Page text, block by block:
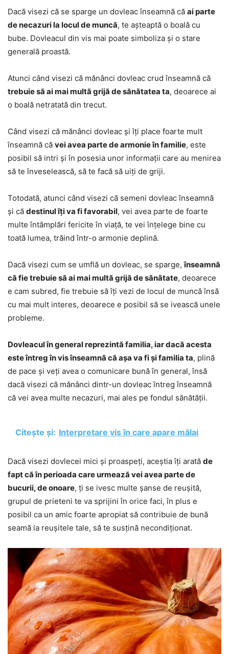
Dacă visezi că se sparge un dovleac înseamnă că ai parte
de necazuri la locul de muncă, te așteaptă o boală cu
bube. Dovleacul din vis mai poate simboliza și o stare
generală proastă.
Atunci când visezi că mănânci dovleac crud înseamnă că
trebuie să ai mai multă grijă de sănătatea ta, deoarece ai
o boală netratată din trecut.
Când visezi că mănânci dovleac și îți place foarte mult
înseamnă că vei avea parte de armonie în familie, este
posibil să intri și în posesia unor informații care au menirea
să te înveselească, să te facă să uiți de griji.
Totodată, atunci când visezi că semeni dovleac înseamnă
și că destinul îți va fi favorabil, vei avea parte de foarte
multe întâmplări fericite în viață, te vei înțelege bine cu
toată lumea, trăind într-o armonie deplină.
Dacă visezi cum se umflă un dovleac, se sparge,înseamnă
că fie trebuie să ai mai multă grijă de sănătate, deoarece
e cam subred, fie trebuie să îți vezi de locul de muncă însă
cu mai mult interes, deoarece e posibil să se ivească unele
probleme.
Dovleacul în general reprezintă familia, iar dacă acesta
este întreg în vis înseamnă că așa va fi și familia ta, plină
de pace și veți avea o comunicare bună în general, însă
dacă visezi că mănânci dintr-un dovleac întreg înseamnă
că vei avea multe necazuri, mai ales pe fondul sănătății.
Citește și: Interpretare vis în care apare mălai
Dacă visezi dovlecei mici și proaspeți, aceștia îți arată de
fapt că în perioada care urmează vei avea parte de
bucurii, de onoare, ți se ivesc multe șanse de reușită,
grupul de prieteni te va sprijini în orice faci, în plus e
posibil ca un amic foarte apropiat să contribuie de bună
seamă la reușitele tale, să te susțină necondiționat.